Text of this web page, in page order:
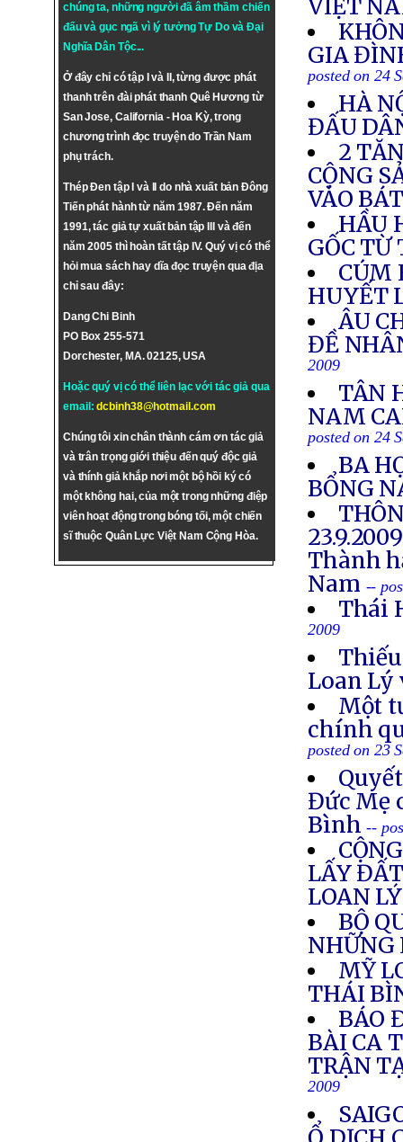
chúng ta, những người đã âm thầm chiến
đấu và gục ngã vì lý tưởngTự DovàĐại
Nghĩa Dân Tộc...
Ở đây chỉ có tập I và II, từng được phát
thanh trên đài phát thanh Quê Hương từ
San Jose, California - Hoa Kỳ, trong
chương trình đọc truyện do Trần Nam
phụ trách.
Thép Đen tập I và II do nhà xuất bản Đông
Tiến phát hành từ năm 1987. Đến năm
1991, tác giả tự xuất bản tập III và đến
năm 2005 thì hoàn tất tập IV. Quý vị có thể
hỏi mua sách hay dĩa đọc truyện qua địa
chỉ sau đây:
Dang Chi Binh
PO Box 255-571
Dorchester, MA. 02125, USA
Hoặc quý vị có thể liên lạc với tác giả qua
email:dcbinh38@hotmail.com
Chúng tôi xin chân thành cám ơn tác giả
và trân trọng giới thiệu đến quý độc giả
và thính giả khắp nơi một bộ hồi ký có
một không hai, của một trong những điệp
viên hoạt động trong bóng tối, một chiến
sĩ thuộc Quân Lực Việt Nam Cộng Hòa.
VIỆT
GIA
posted on 24
HÀ
ĐẤU
2
CỘNG
VÀO
HẦU
GỐC TỪ
CÚM
HUYẾT
ÂU
ĐỀ
2009
TÂN
NAM
posted on 24
BA
BỔNG
Thành
Nam --
Thái
2009
Loan Lý
Một
chính
posted on 23
Đức Mẹ
Bình --
LẤY
LOAN LÝ
BỘ
NHỮNG
MỸ
THÁI
BÁO
BÀI CA
TRẬN
2009